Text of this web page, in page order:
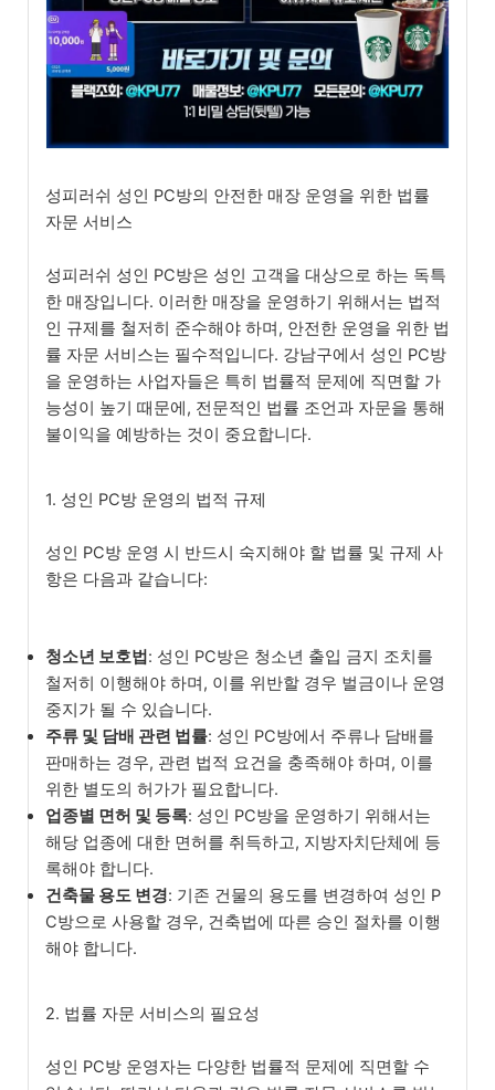
성피러쉬 성인 PC방의 안전한 매장 운영을 위한 법률
자문 서비스
성피러쉬 성인 PC방은 성인 고객을 대상으로 하는 독특
한 매장입니다. 이러한 매장을 운영하기 위해서는 법적
인 규제를 철저히 준수해야 하며, 안전한 운영을 위한 법
률 자문 서비스는 필수적입니다. 강남구에서 성인 PC방
을 운영하는 사업자들은 특히 법률적 문제에 직면할 가
능성이 높기 때문에, 전문적인 법률 조언과 자문을 통해
불이익을 예방하는 것이 중요합니다.
1. 성인 PC방 운영의 법적 규제
성인 PC방 운영 시 반드시 숙지해야 할 법률 및 규제 사
항은 다음과 같습니다:
청소년 보호법: 성인 PC방은 청소년 출입 금지 조치를
철저히 이행해야 하며, 이를 위반할 경우 벌금이나 운영
중지가 될 수 있습니다.
주류 및 담배 관련 법률: 성인 PC방에서 주류나 담배를
판매하는 경우, 관련 법적 요건을 충족해야 하며, 이를
위한 별도의 허가가 필요합니다.
업종별 면허 및 등록: 성인 PC방을 운영하기 위해서는
해당 업종에 대한 면허를 취득하고, 지방자치단체에 등
록해야 합니다.
건축물 용도 변경: 기존 건물의 용도를 변경하여 성인 P
C방으로 사용할 경우, 건축법에 따른 승인 절차를 이행
해야 합니다.
2. 법률 자문 서비스의 필요성
성인 PC방 운영자는 다양한 법률적 문제에 직면할 수